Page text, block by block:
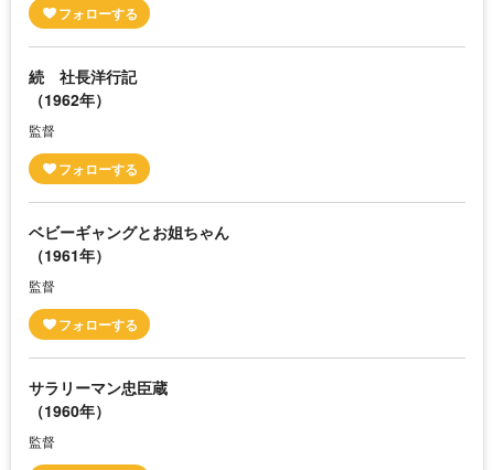
続 社長洋行記
（1962年）
監督
ベビーギャングとお姐ちゃん
（1961年）
監督
サラリーマン忠臣蔵
（1960年）
監督